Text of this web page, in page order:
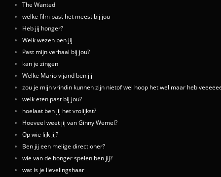
The Wanted
welke film past het meest bij jou
Heb jij honger?
Welk wezen ben jij
Past mijn verhaal bij jou?
kan je zingen
Welke Mario vijand ben jij
zou je mijn vrindin kunnen zijn nietof wel hoop het wel maar heb
welk eten past bij jou?
hoelaat ben jij het vrolijkst?
Hoeveel weet jij van Ginny Wemel?
Op wie lijk jij?
Ben jij een melige directioner?
wie van de honger spelen ben jij?
wat is je lievelingshaar